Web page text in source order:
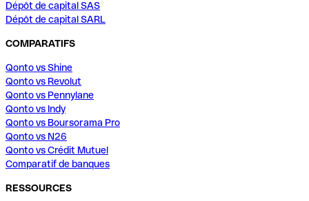
Dépôt de capital SAS
Dépôt de capital SARL
COMPARATIFS
Qonto vs Shine
Qonto vs Revolut
Qonto vs Pennylane
Qonto vs Indy
Qonto vs Boursorama Pro
Qonto vs N26
Qonto vs Crédit Mutuel
Comparatif de banques
RESSOURCES